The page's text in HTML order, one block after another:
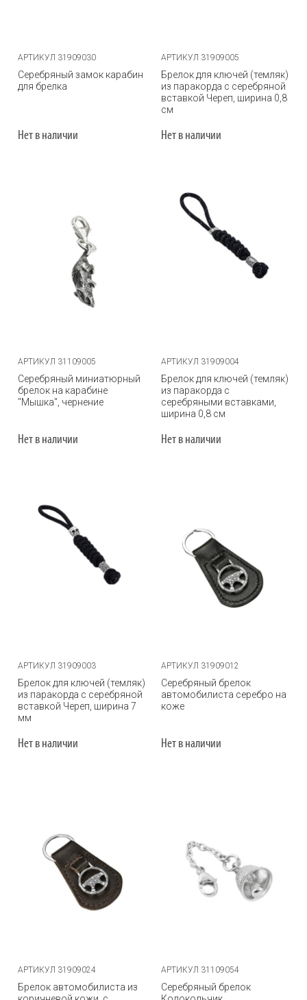
АРТИКУЛ 31909030
Серебряный замок карабин
для брелка
Нет в наличии
АРТИКУЛ 31909005
Брелок для ключей (темляк)
из паракорда с серебряной
вставкой Череп, ширина 0,8
см
Нет в наличии
АРТИКУЛ 31109005
Серебряный миниатюрный
брелок на карабине
"Мышка", чернение
Нет в наличии
АРТИКУЛ 31909004
Брелок для ключей (темляк)
из паракорда с
серебряными вставками,
ширина 0,8 см
Нет в наличии
АРТИКУЛ 31909003
Брелок для ключей (темляк)
из паракорда с серебряной
вставкой Череп, ширина 7
мм
Нет в наличии
АРТИКУЛ 31909012
Серебряный брелок
автомобилиста серебро на
коже
Нет в наличии
АРТИКУЛ 31909024
Брелок автомобилиста из
АРТИКУЛ 31109054
Серебряный брелок